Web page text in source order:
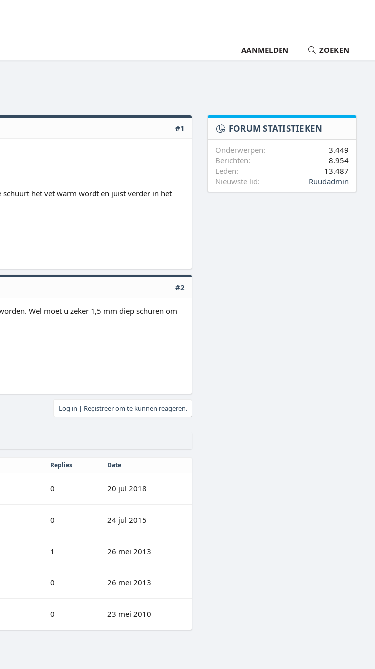
AANMELDEN ZOEKEN
#1
het vet warm wordt en juist verder in het
#2
Wel moet u zeker 1,5 mm diep schuren om
Log in | Registreer om te kunnen reageren.
Replies Date
0 20 jul 2018
0 24 jul 2015
1 26 mei 2013
0 26 mei 2013
0 23 mei 2010
FORUM STATISTIEKEN
Onderwerpen
3.449
Berichten
8.954
Leden
13.487
Nieuwste lid
Ruudadmin